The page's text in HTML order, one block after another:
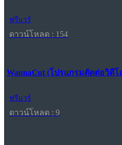
ฟรีแวร์
ดาวน์โหลด : 154
WannaCut (โปรแกรมตัดต่อวิดีโ
ฟรีแวร์
ดาวน์โหลด : 9